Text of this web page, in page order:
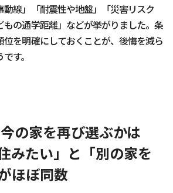
動線」「耐震性や地盤」「災害リスク
もの通学距離」などが挙がりました。条
を明確にしておくことが、後悔を減ら
す。
今の家を再び選ぶかは
みたい」と「別の家を
ほぼ同数